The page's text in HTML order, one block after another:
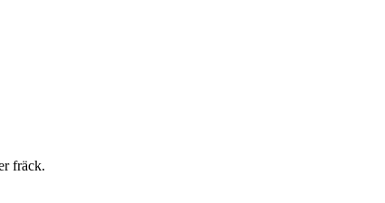
fräck.